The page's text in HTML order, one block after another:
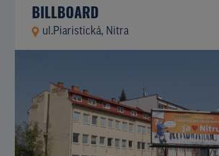
BILLBOARD
ul.Piaristická, Nitra